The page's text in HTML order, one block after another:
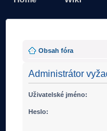
Obsah fóra
Administrátor
Uživatelské jméno:
Heslo: